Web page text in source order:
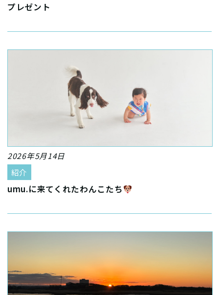
プレゼント
2026年5月14日
紹介
umu.に来てくれたわんこたち